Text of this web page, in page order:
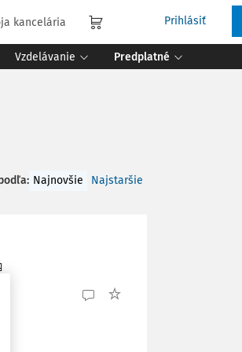
kancelária Prihlásiť
Vzdelávanie Predplatné
: Najnovšie Najstaršie